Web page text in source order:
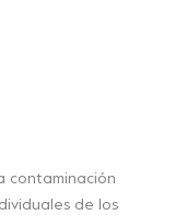
contaminación
de los